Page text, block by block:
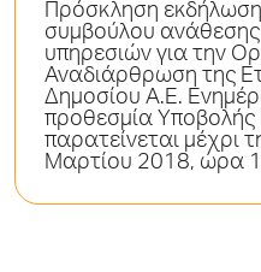
Πρόσκληση
συμβούλου
υπηρεσιών για την
Αναδιάρθρωση της
Δημοσίου Α.Ε.
προθεσμία
παρατείνεται μέχρι
Μαρτίου 2018, ώρα